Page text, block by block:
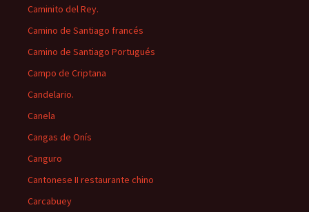
Caminito del Rey.
Camino de Santiago francés
Camino de Santiago Portugués
Campo de Criptana
Candelario.
Canela
Cangas de Onís
Canguro
Cantonese II restaurante chino
Carcabuey